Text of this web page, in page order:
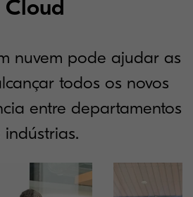
Cloud
nuvem pode ajudar as
todos os novos
entre departamentos
indústrias.